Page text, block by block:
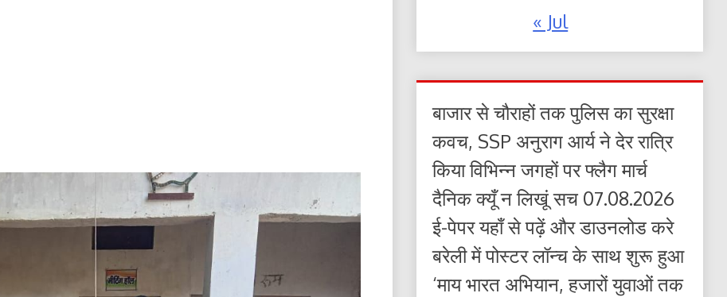
« Jul
बाजार से चौराहों तक पुलिस का सुरक्षा
कवच, SSP अनुराग आर्य ने देर रात्रि
किया विभिन्न जगहों पर फ्लैग मार्च
दैनिक क्यूँ न लिखूं सच 07.08.2026
ई-पेपर यहाँ से पढ़ें और डाउनलोड करे
बरेली में पोस्टर लॉन्च के साथ शुरू हुआ
‘माय भारत अभियान, हजारों युवाओं तक